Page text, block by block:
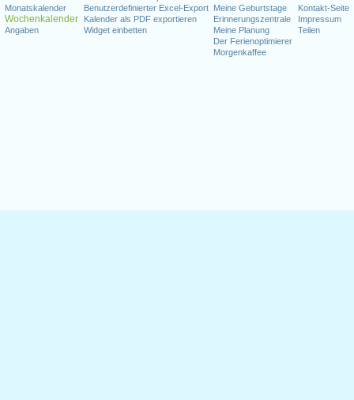
Monatskalender
Wochenkalender
Angaben
Benutzerdefinierter Excel-Export
Kalender als PDF exportieren
Widget einbetten
Meine Geburtstage
Erinnerungszentrale
Meine Planung
Der Ferienoptimierer
Morgenkaffee
Kontakt-Seite
Impressum
Teilen